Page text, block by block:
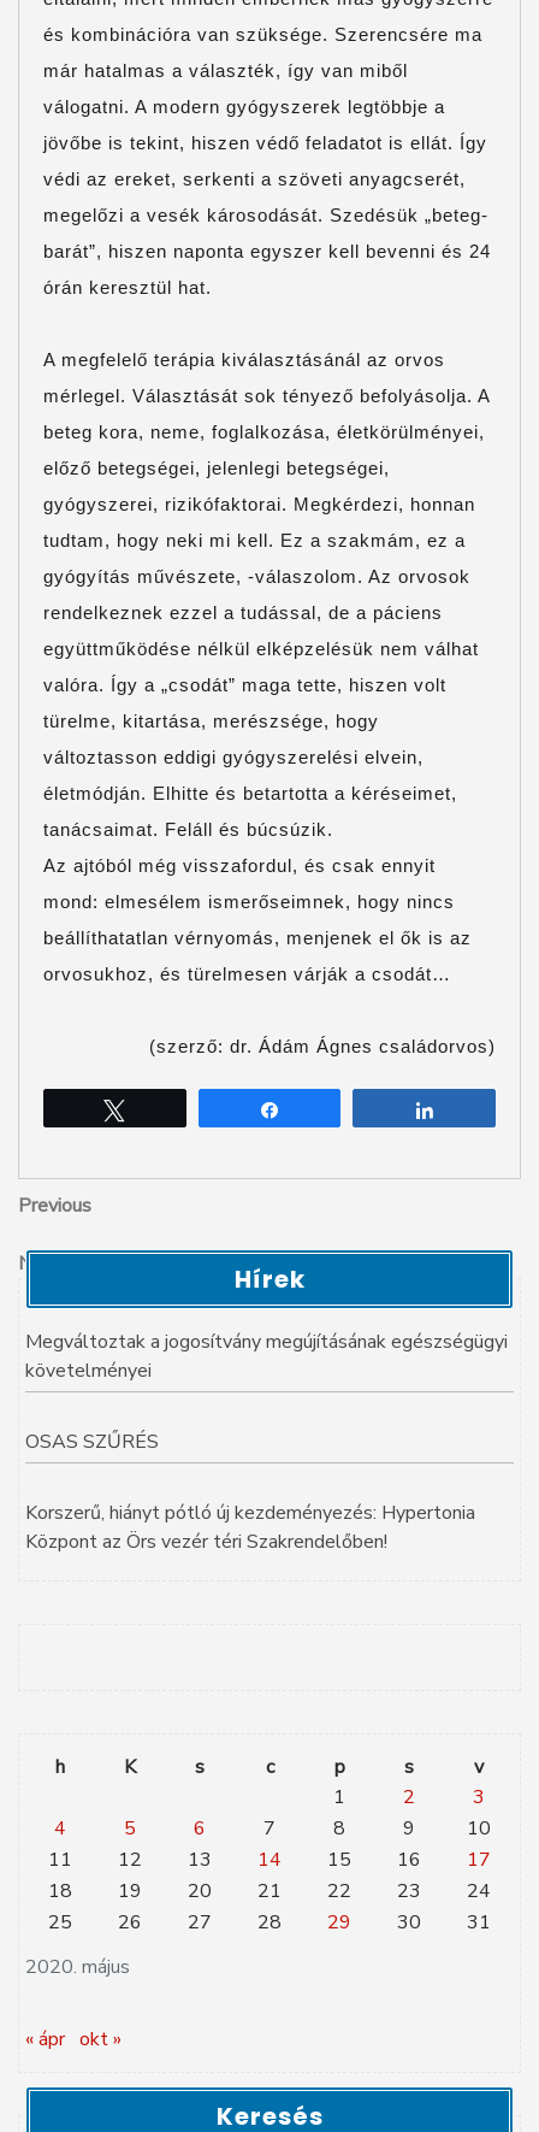
és kombinációra van szüksége. Szerencsére ma
már hatalmas a választék, így van miből
válogatni. A modern gyógyszerek legtöbbje a
jövőbe is tekint, hiszen védő feladatot is ellát. Így
védi az ereket, serkenti a szöveti anyagcserét,
megelőzi a vesék károsodását. Szedésük „beteg-
barát”, hiszen naponta egyszer kell bevenni és 24
órán keresztül hat.
A megfelelő terápia kiválasztásánál az orvos
mérlegel. Választását sok tényező befolyásolja. A
beteg kora, neme, foglalkozása, életkörülményei,
előző betegségei, jelenlegi betegségei,
gyógyszerei, rizikófaktorai. Megkérdezi, honnan
tudtam, hogy neki mi kell. Ez a szakmám, ez a
gyógyítás művészete, -válaszolom. Az orvosok
rendelkeznek ezzel a tudással, de a páciens
együttműködése nélkül elképzelésük nem válhat
valóra. Így a „csodát” maga tette, hiszen volt
türelme, kitartása, merészsége, hogy
változtasson eddigi gyógyszerelési elvein,
életmódján. Elhitte és betartotta a kéréseimet,
tanácsaimat. Feláll és búcsúzik.
Az ajtóból még visszafordul, és csak ennyit
mond: elmesélem ismerőseimnek, hogy nincs
beállíthatatlan vérnyomás, menjenek el ők is az
orvosukhoz, és türelmesen várják a csodát…
(szerző: dr. Ádám Ágnes családorvos)
Bejegyzés
navigáció
Previous
Previous
Next
Next Hírek
Megváltoztak a jogosítvány megújításának egészségügyi
követelményei
OSAS SZŰRÉS
Korszerű, hiányt pótló új kezdeményezés: Hypertonia
Központ az Örs vezér téri Szakrendelőben!
2020. május
h K s c p s
v
1
2
3
4
5 6 7 8 9
10
11
12 13 14 15 16
17
18
19 20 21 22 23
24
25
26 27 28 29 30 31
« ápr okt »
Keresés